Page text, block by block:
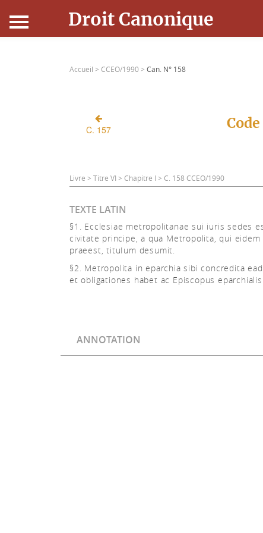
Droit Canonique
Connexion
Accueil > CCEO/1990 > Can. N° 158
C. 157
Livre > Titre VI > Chapitre I > C. 158 CCEO/1990
TEXTE LATIN
§1. Ecclesiae metropolitanae sui iuris sedes
civitate principe, a qua Metropolita, qui eidem
praeest, tituIum desumit.
§2. Metropolita in eparchia sibi concredita
et obligationes habet ac Episcopus
ANNOTATION